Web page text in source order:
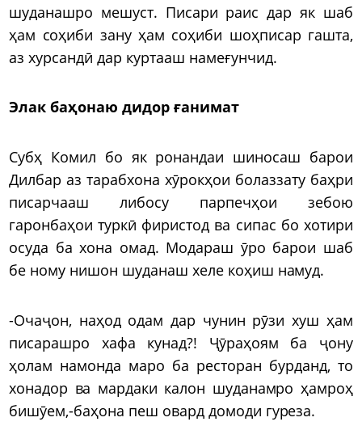
шуданашро мешуст. Писари раис дар як шаб
ҳам соҳиби зану ҳам соҳиби шоҳписар гашта,
аз хурсандӣ дар куртааш намеғунчид.
Элак баҳонаю дидор ғанимат
Субҳ Комил бо як ронандаи шиносаш барои
Дилбар аз тарабхона хӯрокҳои болаззату баҳри
писарчааш либосу парпечҳои зебою
гаронбаҳои туркӣ фиристод ва сипас бо хотири
осуда ба хона омад. Модараш ӯро барои шаб
бе ному нишон шуданаш хеле коҳиш намуд.
-Очаҷон, наҳод одам дар чунин рӯзи хуш ҳам
писарашро хафа кунад?! Ҷӯраҳоям ба ҷону
ҳолам намонда маро ба ресторан бурданд, то
хонадор ва мардаки калон шуданамро ҳамроҳ
бишӯем,-баҳона пеш овард домоди гуреза.